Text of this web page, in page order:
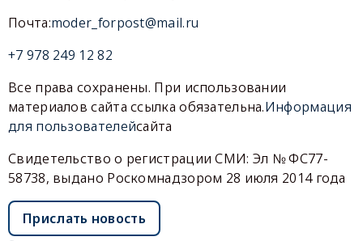
Почта:moder_forpost@mail.ru
+7 978 249 12 82
Все права сохранены. При использовании
материалов сайта ссылка обязательна.Информация
для пользователейсайта
Свидетельство о регистрации СМИ: Эл № ФС77-
58738, выдано Роскомнадзором 28 июля 2014 года
Прислать новость